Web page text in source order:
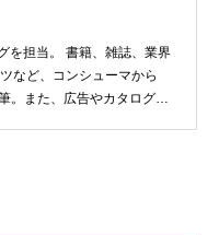
を担当。 書籍、雑誌、業界
など、コンシューマから
。また、広告やカタログ、